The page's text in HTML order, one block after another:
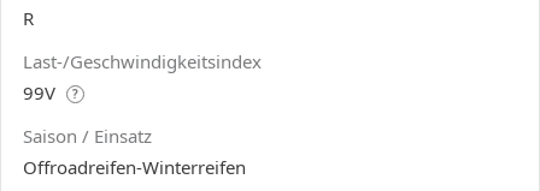
R
Last-/Geschwindigkeitsindex
99V
?
Saison / Einsatz
Offroadreifen-Winterreifen